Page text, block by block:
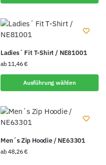
Ladies´ Fit T-Shirt / NE81001
ab 11,46€
Ausführung wählen
Men´s Zip Hoodie / NE63301
ab48,26€